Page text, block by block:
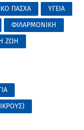
ΠΑΣΧΑ
ΥΓΕΙΑ
ΦΙΛΑΡΜΟΝΙΚΗ
ΖΩΗ